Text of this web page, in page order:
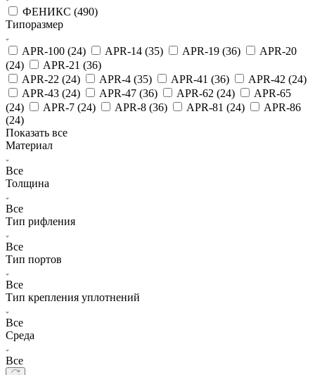
ФЕНИКС (490)
Типоразмер
APR-100 (24) APR-14 (35) APR-19 (36)
APR-20
(24) APR-21 (36)
APR-22 (24) APR-4 (35) APR-41 (36) APR-42 (24)
APR-43 (24) APR-47 (36) APR-62 (24)
APR-65
(24) APR-7 (24) APR-8 (36) APR-81 (24)
APR-86
(24)
Показать все
Материал
Все
Толщина
Все
Тип рифления
Все
Тип портов
Все
Тип крепления уплотнений
Все
Среда
Все